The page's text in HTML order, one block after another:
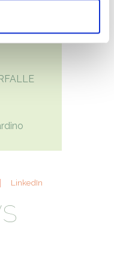
-
visita
LinkedIn